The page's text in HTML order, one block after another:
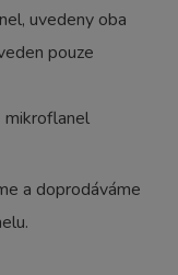
uvedeny oba
pouze
mikroflanel
a doprodáváme